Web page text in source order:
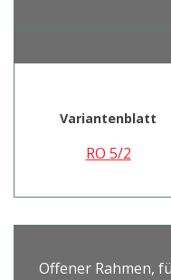
Variantenblatt
RO 5/2
Offener Rahmen,